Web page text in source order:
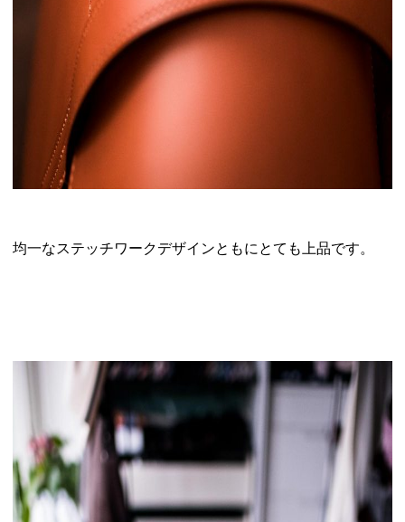
均一なステッチワークデザインともにとても上品です。